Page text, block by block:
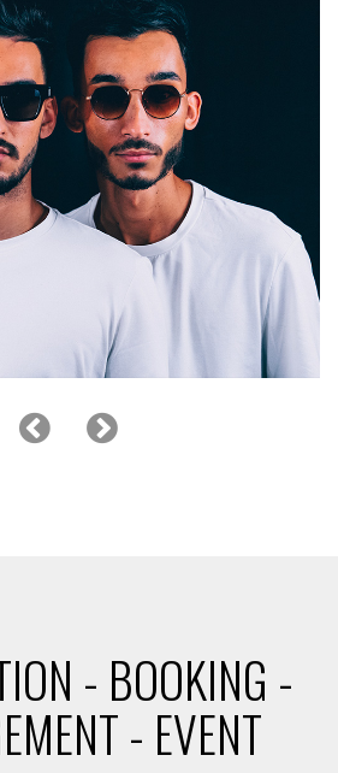
- BOOKING -
- EVENT